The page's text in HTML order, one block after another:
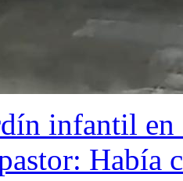
infantil en
Había